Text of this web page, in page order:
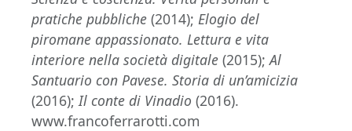
pratiche pubbliche (2014); Elogio del
piromane appassionato. Lettura e vita
interiore nella società digitale (2015);Al
Santuario con Pavese. Storia di un’amicizia
(2016);Il conte di Vinadio (2016).
www.francoferrarotti.com